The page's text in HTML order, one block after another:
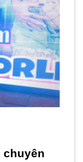
chuyên